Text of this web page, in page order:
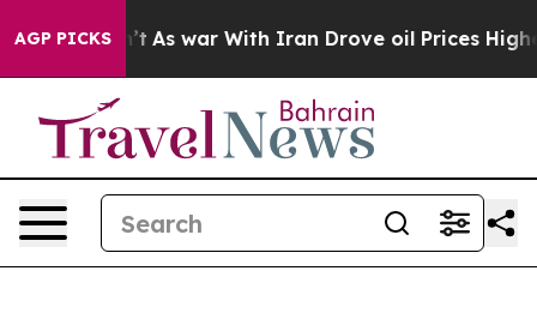
AGP PICKS
Didn’t As war With Iran Drove oil Prices Higher,